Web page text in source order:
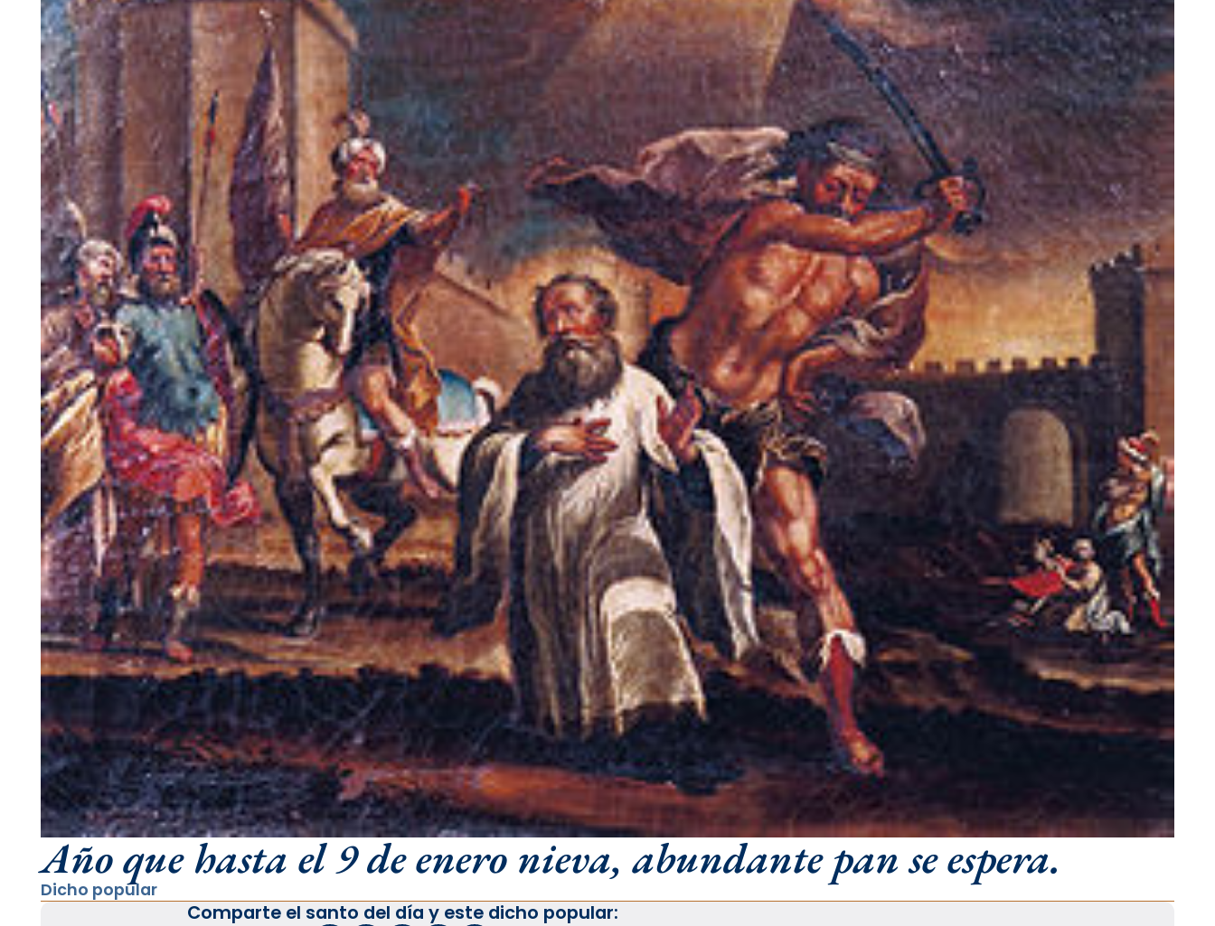
Año que hasta el 9 de enero nieva, abundante pan se espera.
Dicho popular
Comparte el santo del día y este dicho popular: